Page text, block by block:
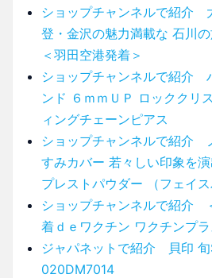
ショップチャンネルで紹介
登・金沢の魅力満載な 石川
＜羽田空港発着＞
ショップチャンネルで紹介
ンド ６ｍｍＵＰ ロッククリ
ィングチェーンピアス
ショップチャンネルで紹介
すみカバー 若々しい印象を
プレストパウダー （フェイス
ショップチャンネルで紹介
着ｄｅワクチン ワクチンプ
ジャパネットで紹介 貝印 旬
020DM7014